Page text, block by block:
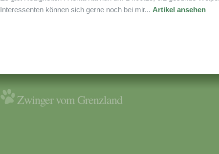
Interessenten können sich gerne noch bei mir... Artikel ansehen
Zwinger vom Grenzland